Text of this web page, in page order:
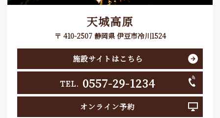
天城高原
〒 410-2507 静岡県 伊豆市冷川1524
施設サイトはこちら
TEL. 0557-29-1234
オンライン予約